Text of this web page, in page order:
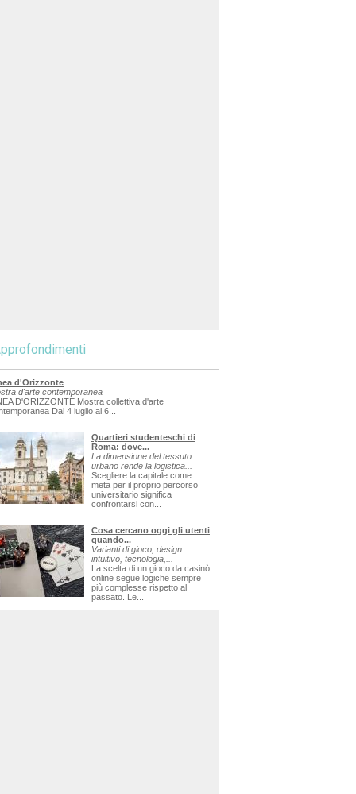
d'Orizzonte
d'arte contemporanea
D'ORIZZONTE Mostra collettiva d'arte
Dal 4 luglio al 6...
Quartieri studenteschi di
Roma: dove...
La dimensione del tessuto
urbano rende la logistica...
Scegliere la capitale come
meta per il proprio percorso
universitario significa
confrontarsi con...
Cosa cercano oggi gli utenti
quando...
Varianti di gioco, design
intuitivo, tecnologia,...
La scelta di un gioco da casinò
online segue logiche sempre
più complesse rispetto al
passato. Le...